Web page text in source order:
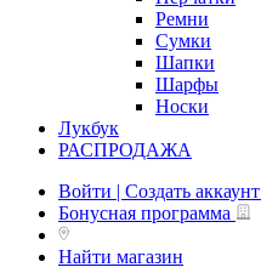
Ремни
Сумки
Шапки
Шарфы
Носки
Лукбук
РАСПРОДАЖА
Войти | Создать аккаунт
Бонусная программа
Найти магазин